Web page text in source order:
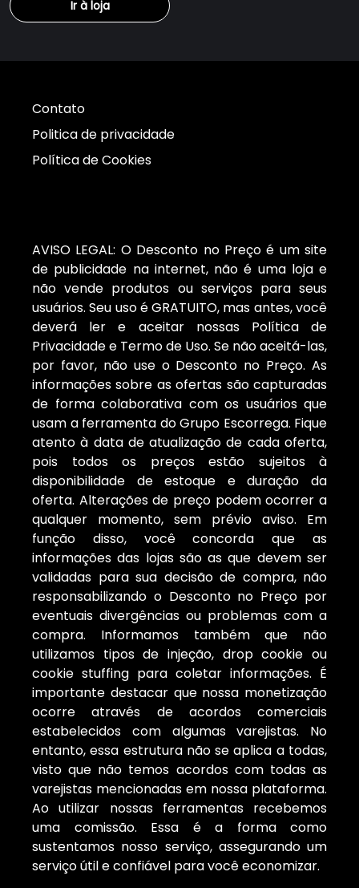
Ir à loja
Contato
Politica de privacidade
Política de Cookies
AVISO LEGAL: O Desconto no Preço é um site
de publicidade na internet, não é uma loja e
não vende produtos ou serviços para seus
usuários. Seu uso é GRATUITO, mas antes, você
deverá ler e aceitar nossas Política de
Privacidade e Termo de Uso. Se não aceitá-las,
por favor, não use o Desconto no Preço. As
informações sobre as ofertas são capturadas
de forma colaborativa com os usuários que
usam a ferramenta do Grupo Escorrega. Fique
atento à data de atualização de cada oferta,
pois todos os preços estão sujeitos à
disponibilidade de estoque e duração da
oferta. Alterações de preço podem ocorrer a
qualquer momento, sem prévio aviso. Em
função disso, você concorda que as
informações das lojas são as que devem ser
validadas para sua decisão de compra, não
responsabilizando o Desconto no Preço por
eventuais divergências ou problemas com a
compra. Informamos também que não
utilizamos tipos de injeção, drop cookie ou
cookie stuffing para coletar informações. É
importante destacar que nossa monetização
ocorre através de acordos comerciais
estabelecidos com algumas varejistas. No
entanto, essa estrutura não se aplica a todas,
visto que não temos acordos com todas as
varejistas mencionadas em nossa plataforma.
Ao utilizar nossas ferramentas recebemos
uma comissão. Essa é a forma como
sustentamos nosso serviço, assegurando um
serviço útil e confiável para você economizar.